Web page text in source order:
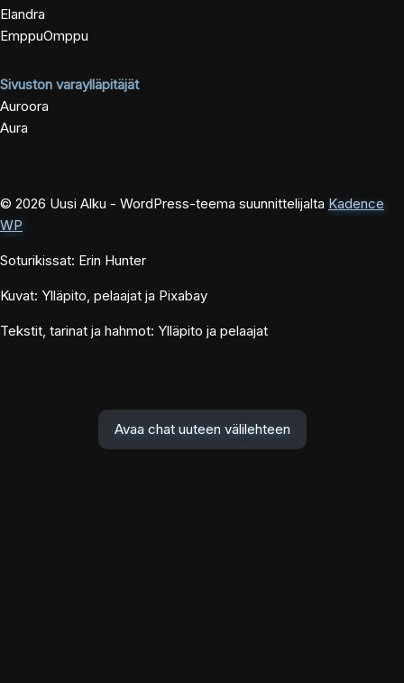
Elandra
EmppuOmppu
Sivuston varaylläpitäjät
Auroora
Aura
© 2026 Uusi Alku - WordPress-teema suunnittelijalta Kadence
WP
Soturikissat: Erin Hunter
Kuvat: Ylläpito, pelaajat ja Pixabay
Tekstit, tarinat ja hahmot: Ylläpito ja pelaajat
Avaa chat uuteen välilehteen